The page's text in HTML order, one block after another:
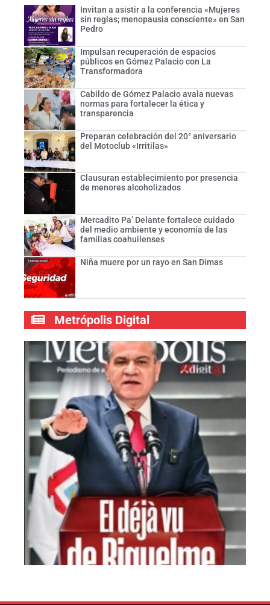
Invitan a asistir a la conferencia «Mujeres
sin reglas; menopausia consciente» en San
Pedro
Impulsan recuperación de espacios
públicos en Gómez Palacio con La
Transformadora
Cabildo de Gómez Palacio avala nuevas
normas para fortalecer la ética y
transparencia
Preparan celebración del 20° aniversario
del Motoclub «Irritilas»
Clausuran establecimiento por presencia
de menores alcoholizados
Mercadito Pa’ Delante fortalece cuidado
del medio ambiente y economía de las
familias coahuilenses
Niña muere por un rayo en San Dimas
Metrópolis Digital